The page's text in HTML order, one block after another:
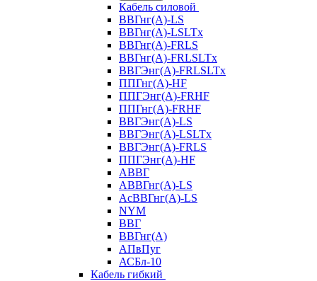
Кабель силовой
ВВГнг(А)-LS
ВВГнг(А)-LSLTx
ВВГнг(А)-FRLS
ВВГнг(А)-FRLSLTx
ВВГЭнг(А)-FRLSLTx
ППГнг(А)-HF
ППГЭнг(А)-FRHF
ППГнг(А)-FRHF
ВВГЭнг(А)-LS
ВВГЭнг(А)-LSLTx
ВВГЭнг(А)-FRLS
ППГЭнг(А)-HF
АВВГ
АВВГнг(А)-LS
АсВВГнг(А)-LS
NYM
ВВГ
ВВГнг(А)
АПвПуг
АСБл-10
Кабель гибкий